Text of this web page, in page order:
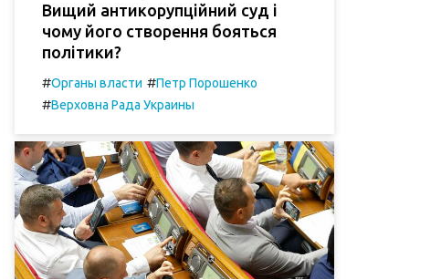
Вищий антикорупційний суд і
чому його створення бояться
політики?
#Органы власти #Петр Порошенко
#Верховна Рада Украины